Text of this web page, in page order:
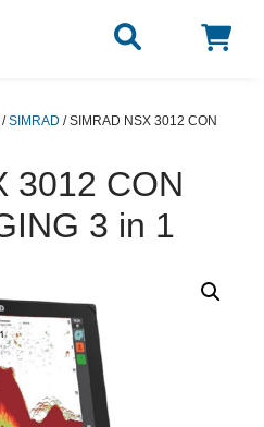
/SIMRAD / SIMRAD NSX 3012 CON
3012 CON
3 in 1